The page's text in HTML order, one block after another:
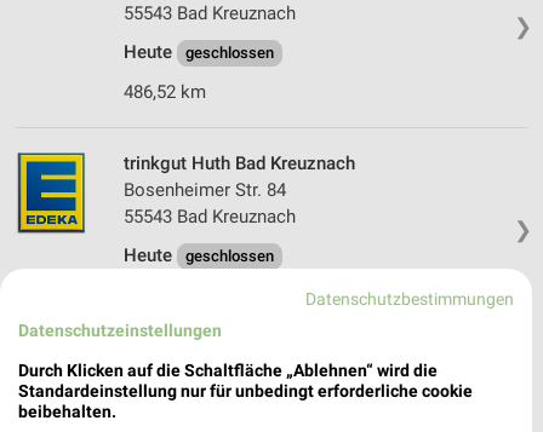
❯
55543 Bad Kreuznach
Heute
geschlossen
486,52 km
❯
trinkgut Huth Bad Kreuznach
Bosenheimer Str. 84
55543 Bad Kreuznach
Heute
geschlossen
Kaufland Bad Kreuznach
Schwabenheimer Weg 5
Datenschutzbestimmungen
Datenschutzeinstellungen
Durch Klicken auf die Schaltfläche „Ablehnen“ wird die
Standardeinstellung nur für unbedingt erforderliche cookie
beibehalten.